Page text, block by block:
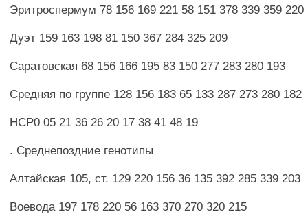
Эритроспермум 78 156 169 221 58 151 378 339 359 220
Дуэт 159 163 198 81 150 367 284 325 209
Саратовская 68 156 166 195 83 150 277 283 280 193
Средняя по группе 128 156 183 65 133 287 273 280 182
НСР0 05 21 36 26 20 17 38 41 48 19
. Среднепоздние генотипы
Алтайская 105, ст. 129 220 156 36 135 392 285 339 203
Воевода 197 178 220 56 163 370 270 320 215